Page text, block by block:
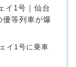
イ1号｜仙台
優等列車が爆
イ1号に乗車